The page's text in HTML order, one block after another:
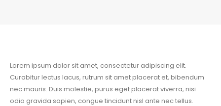
Lorem ipsum dolor sit amet, consectetur adipiscing elit.
Curabitur lectus lacus, rutrum sit amet placerat et, bibendum
nec mauris. Duis molestie, purus eget placerat viverra, nisi
odio gravida sapien, congue tincidunt nisl ante nec tellus.